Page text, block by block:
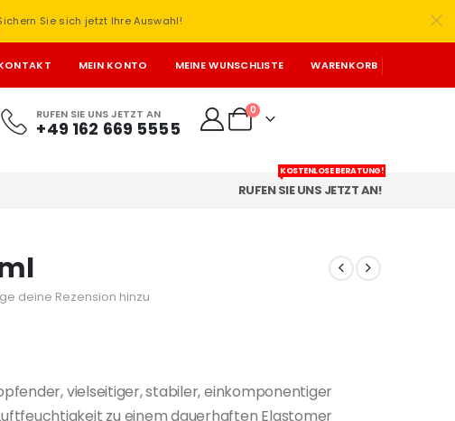
Sie sich jetzt Ihre Auswahl!
MEIN KONTO MEINE WUNSCHLISTE WARENKORB
RUFEN SIE UNS JETZT AN
+49 162 669 5555
0
RUFEN SIE UNS JETZT AN!
KOSTENLOSE BERATUNG!
deine Rezension hinzu
vielseitiger, stabiler, einkomponentiger
zu einem dauerhaften Elastomer